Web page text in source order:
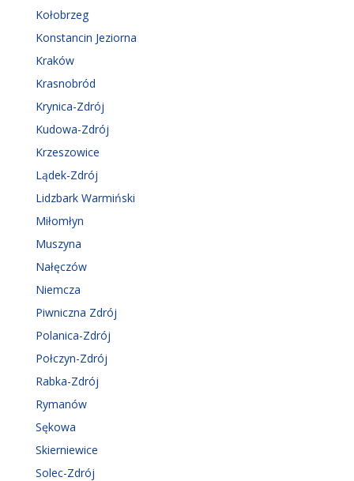
Kołobrzeg
Konstancin Jeziorna
Kraków
Krasnobród
Krynica-Zdrój
Kudowa-Zdrój
Krzeszowice
Lądek-Zdrój
Lidzbark Warmiński
Miłomłyn
Muszyna
Nałęczów
Niemcza
Piwniczna Zdrój
Polanica-Zdrój
Połczyn-Zdrój
Rabka-Zdrój
Rymanów
Sękowa
Skierniewice
Solec-Zdrój